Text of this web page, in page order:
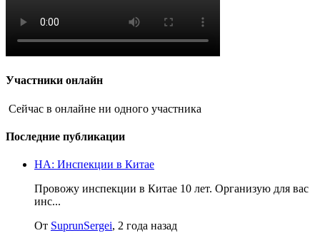
Участники онлайн
Сейчас в онлайне ни одного участника
Последние публикации
НА: Инспекции в Китае
Провожу инспекции в Китае 10 лет. Организую для вас
инс...
От SuprunSergei, 2 года назад